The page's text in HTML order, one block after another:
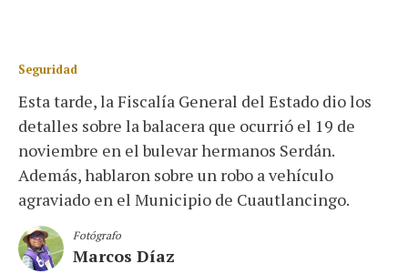
Seguridad
Esta tarde, la Fiscalía General del Estado dio los
detalles sobre la balacera que ocurrió el 19 de
noviembre en el bulevar hermanos Serdán.
Además, hablaron sobre un robo a vehículo
agraviado en el Municipio de Cuautlancingo.
Fotógrafo
Marcos Díaz